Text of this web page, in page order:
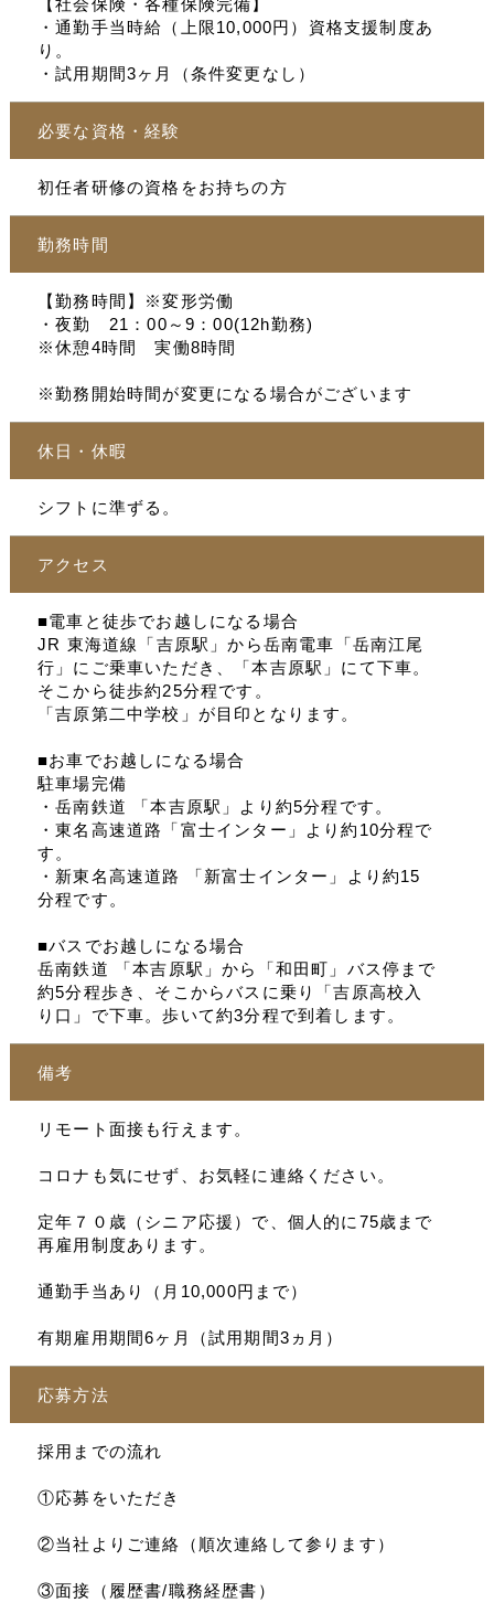
・通勤手当時給（上限10,000円）資格支援制度あ
り。
・試用期間3ヶ月（条件変更なし）
必要な資格・経験
初任者研修の資格をお持ちの方
勤務時間
【勤務時間】※変形労働
・夜勤 21：00～9：00(12h勤務)
※休憩4時間 実働8時間
※勤務開始時間が変更になる場合がございます
休日・休暇
シフトに準ずる。
アクセス
■電車と徒歩でお越しになる場合
JR 東海道線「吉原駅」から岳南電車「岳南江尾
行」にご乗車いただき、「本吉原駅」にて下車。
そこから徒歩約25分程です。
「吉原第二中学校」が目印となります。
■お車でお越しになる場合
駐車場完備
・岳南鉄道 「本吉原駅」より約5分程です。
・東名高速道路「富士インター」より約10分程で
す。
・新東名高速道路 「新富士インター」より約15
分程です。
■バスでお越しになる場合
岳南鉄道 「本吉原駅」から「和田町」バス停まで
約5分程歩き、そこからバスに乗り「吉原高校入
り口」で下車。歩いて約3分程で到着します。
備考
リモート面接も行えます。
コロナも気にせず、お気軽に連絡ください。
定年７０歳（シニア応援）で、個人的に75歳まで
再雇用制度あります。
通勤手当あり（月10,000円まで）
有期雇用期間6ヶ月（試用期間3ヵ月）
応募方法
採用までの流れ
①応募をいただき
②当社よりご連絡（順次連絡して参ります）
③面接（履歴書/職務経歴書）